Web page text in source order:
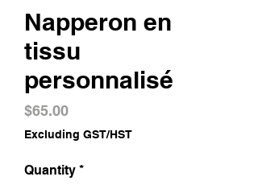
Napperon en
tissu
personnalisé
$65.00Price
Excluding GST/HST
Quantity *